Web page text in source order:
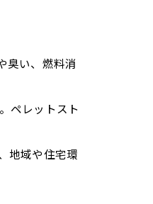
臭い、燃料消
ペレットスト
地域や住宅環